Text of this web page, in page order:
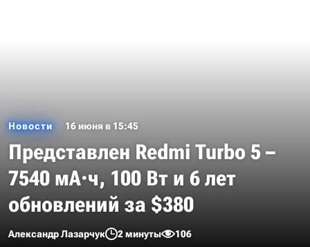
Новости 16 июня в 15:45
Представлен Redmi Turbo 5 –
7540 мА·ч, 100 Вт и 6 лет
обновлений за $380
Александр Лазарчук 2 минуты 106